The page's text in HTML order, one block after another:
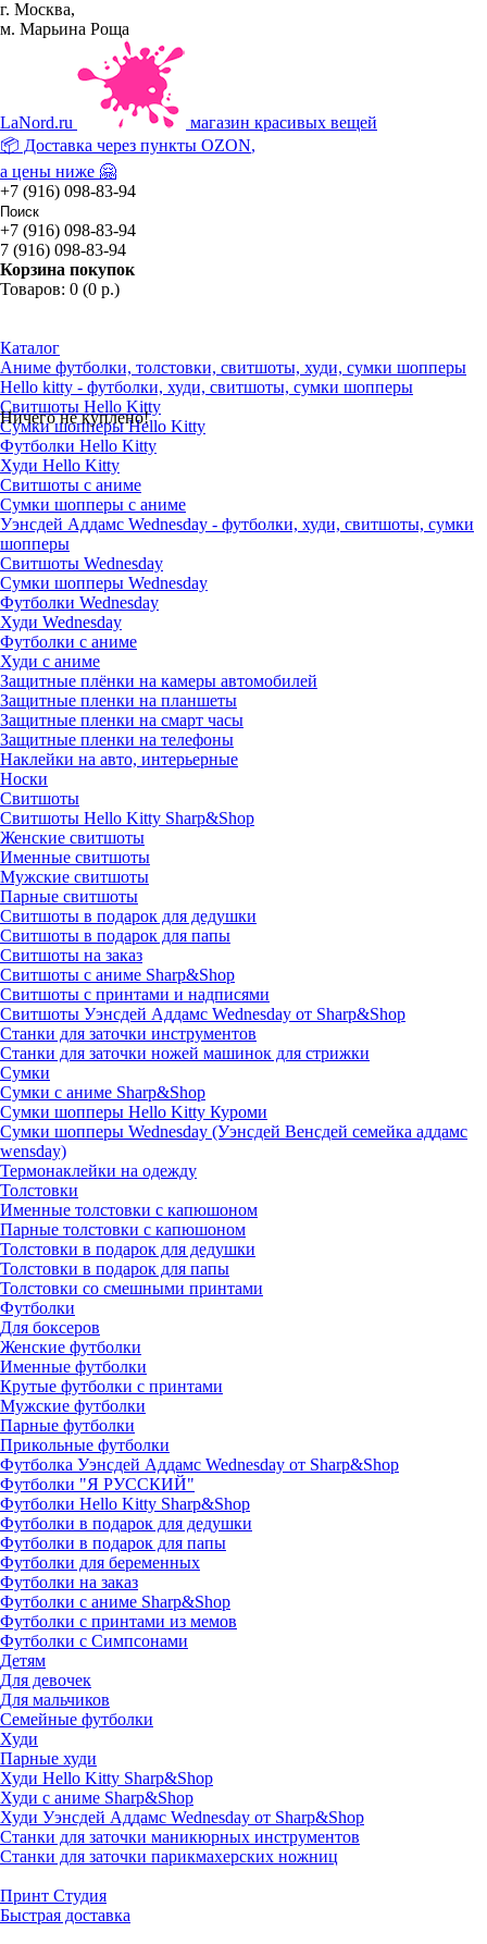
г. Москва,
м. Марьина Роща
LaNord.ru
магазин красивых вещей
📦 Доставка через пункты OZON,
а цены ниже 🤗
+7 (916) 098-83-94
+7 (916) 098-83-94
7 (916) 098-83-94
Корзина покупок
Товаров: 0 (0 р.)
Ничего не куплено!
Каталог
Аниме футболки, толстовки, свитшоты, худи, сумки шопперы
Hello kitty - футболки, худи, свитшоты, сумки шопперы
Свитшоты Hello Kitty
Сумки шопперы Hello Kitty
Футболки Hello Kitty
Худи Hello Kitty
Свитшоты с аниме
Сумки шопперы с аниме
Уэнсдей Аддамс Wednesday - футболки, худи, свитшоты, сумки
шопперы
Свитшоты Wednesday
Сумки шопперы Wednesday
Футболки Wednesday
Худи Wednesday
Футболки с аниме
Худи с аниме
Защитные плёнки на камеры автомобилей
Защитные пленки на планшеты
Защитные пленки на смарт часы
Защитные пленки на телефоны
Наклейки на авто, интерьерные
Носки
Свитшоты
Cвитшоты Hello Kitty Sharp&Shop
Женские свитшоты
Именные свитшоты
Мужские свитшоты
Парные свитшоты
Свитшоты в подарок для дедушки
Свитшоты в подарок для папы
Свитшоты на заказ
Свитшоты с аниме Sharp&Shop
Свитшоты с принтами и надписями
Свитшоты Уэнсдей Аддамс Wednesday от Sharp&Shop
Станки для заточки инструментов
Станки для заточки ножей машинок для стрижки
Сумки
Сумки с аниме Sharp&Shop
Сумки шопперы Hello Kitty Куроми
Сумки шопперы Wednesday (Уэнсдей Венсдей семейка аддамс
wensday)
Термонаклейки на одежду
Толстовки
Именные толстовки с капюшоном
Парные толстовки с капюшоном
Толстовки в подарок для дедушки
Толстовки в подарок для папы
Толстовки со смешными принтами
Футболки
Для боксеров
Женские футболки
Именные футболки
Крутые футболки с принтами
Мужские футболки
Парные футболки
Прикольные футболки
Футболка Уэнсдей Аддамс Wednesday от Sharp&Shop
Футболки "Я РУССКИЙ"
Футболки Hello Kitty Sharp&Shop
Футболки в подарок для дедушки
Футболки в подарок для папы
Футболки для беременных
Футболки на заказ
Футболки с аниме Sharp&Shop
Футболки с принтами из мемов
Футболки с Симпсонами
Детям
Для девочек
Для мальчиков
Семейные футболки
Худи
Парные худи
Худи Hello Kitty Sharp&Shop
Худи с аниме Sharp&Shop
Худи Уэнсдей Аддамс Wednesday от Sharp&Shop
Станки для заточки маникюрных инструментов
Станки для заточки парикмахерских ножниц
Принт Студия
Быстрая доставка